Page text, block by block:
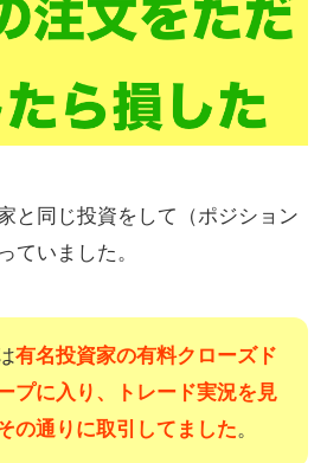
と同じ投資をして（ポジション
ていました。
有名投資家の有料クローズド
プに入り、トレード実況を見
の通りに取引してました。